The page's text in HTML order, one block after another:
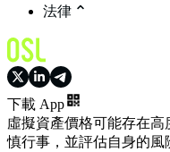
法律
下載 App
虛擬資產價格可能存在
慎行事，並評估自身的風